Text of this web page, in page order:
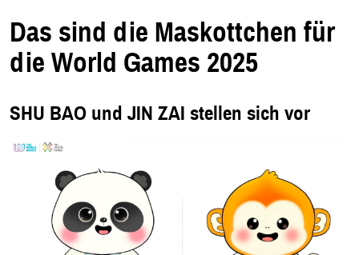
u
e
F
e
t
e
Das sind die Maskottchen für
die World Games 2025
SHU BAO und JIN ZAI stellen sich vor